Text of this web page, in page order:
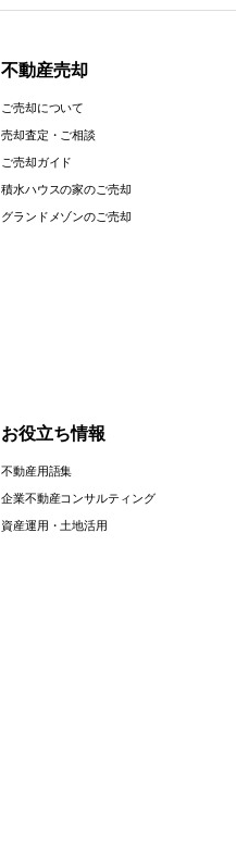
不動産売却
ご売却について
売却査定・ご相談
ご売却ガイド
積水ハウスの家のご売却
グランドメゾンのご売却
お役立ち情報
不動産用語集
企業不動産コンサルティング
資産運用・土地活用